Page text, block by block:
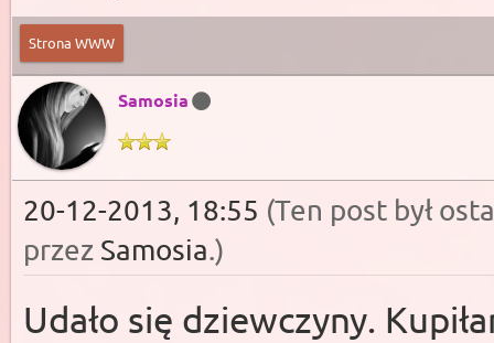
Strona WWW
Samosia
20-12-2013, 18:55 (Ten post był
przez Samosia.)
Udało się dziewczyny.